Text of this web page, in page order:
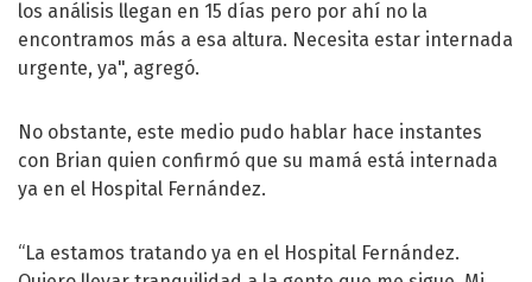
los análisis llegan en 15 días pero por ahí no la
encontramos más a esa altura. Necesita estar internada
urgente, ya", agregó.
No obstante, este medio pudo hablar hace instantes
con Brian quien confirmó que su mamá está internada
ya en el Hospital Fernández.
“La estamos tratando ya en el Hospital Fernández.